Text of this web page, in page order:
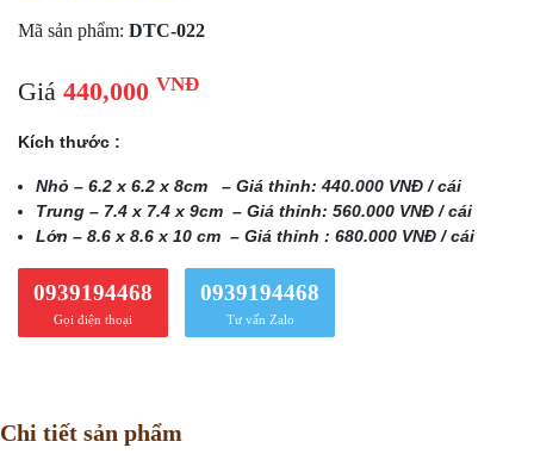
Mã sản phẩm: DTC-022
Giá 440,000 VNĐ
Kích thước :
Nhỏ – 6.2 x 6.2 x 8cm – Giá thỉnh: 440.000 VNĐ / cái
Trung – 7.4 x 7.4 x 9cm – Giá thỉnh: 560.000 VNĐ / cái
Lớn – 8.6 x 8.6 x 10 cm – Giá thỉnh : 680.000 VNĐ / cái
0939194468
Gọi điện thoại
0939194468
Tư vấn Zalo
Chi tiết sản phẩm